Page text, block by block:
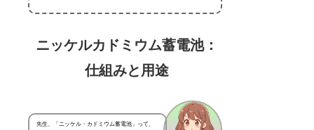
ニッケルカドミウム蓄電池：
仕組みと用途
先生、「ニッケル・カドミウム蓄電池」って、